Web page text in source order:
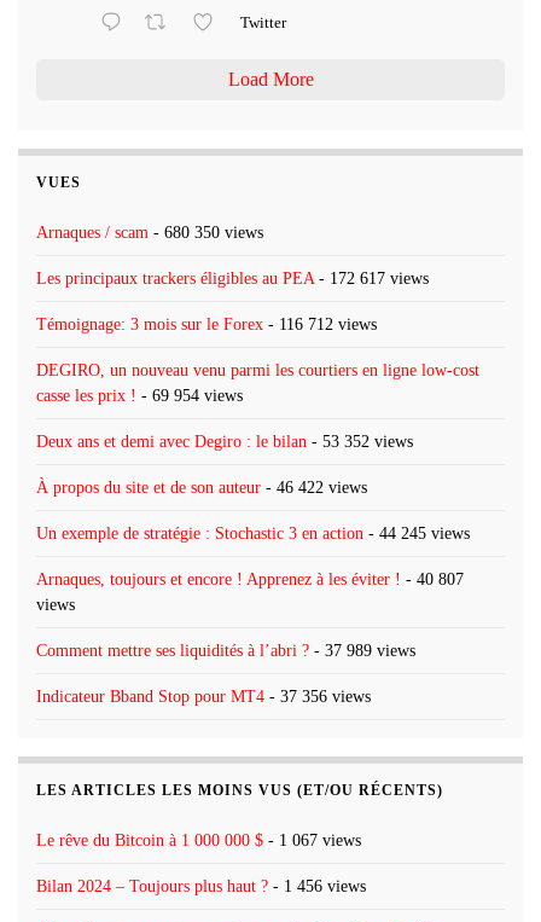
Twitter
Load More
VUES
Arnaques / scam - 680 350 views
Les principaux trackers éligibles au PEA- 172 617 views
Témoignage: 3 mois sur le Forex - 116 712 views
DEGIRO, un nouveau venu parmi les courtiers en ligne low-cost
casse les prix ! - 69 954 views
Deux ans et demi avec Degiro : le bilan - 53 352 views
À propos du site et de son auteur - 46 422 views
Un exemple de stratégie : Stochastic 3 en action - 44 245 views
Arnaques, toujours et encore ! Apprenez à les éviter ! - 40 807
views
Comment mettre ses liquidités à l’abri ? - 37 989 views
Indicateur Bband Stop pour MT4 - 37 356 views
LES ARTICLES LES MOINS VUS (ET/OU RÉCENTS)
Le rêve du Bitcoin à 1 000 000 $ - 1 067 views
Bilan 2024 – Toujours plus haut ? - 1 456 views